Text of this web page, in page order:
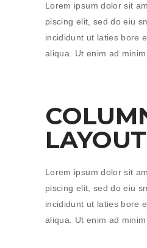
Lorem ipsum dolor sit
piscing elit, sed do eiu
incididunt ut laties bore
aliqua. Ut enim ad minim
LAYOUT
Lorem ipsum dolor sit
piscing elit, sed do eiu
incididunt ut laties bore
aliqua. Ut enim ad minim